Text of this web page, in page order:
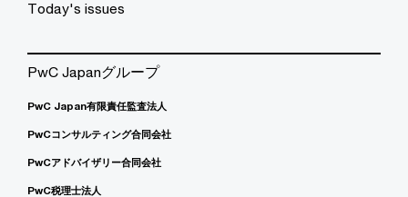
Today's issues
PwC Japanグループ
PwC Japan有限責任監査法人
PwCコンサルティング合同会社
PwCアドバイザリー合同会社
PwC税理士法人